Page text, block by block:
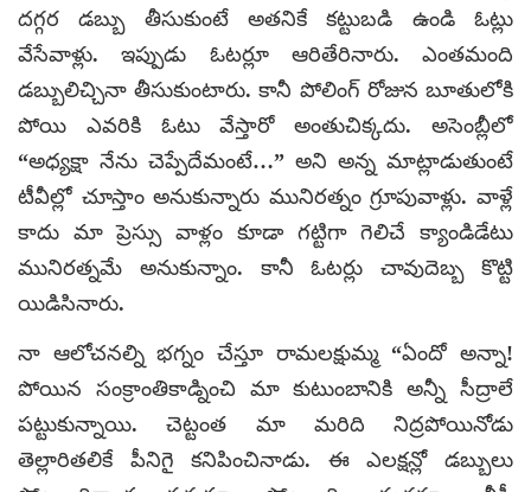
దగ్గర డబ్బు తీసుకుంటే అతనికే కట్టుబడి ఉండి ఓట్లు
వేసేవాళ్లు. ఇప్పుడు ఓటర్లూ ఆరితేరినారు. ఎంతమంది
డబ్బులిచ్చినా తీసుకుంటారు. కానీ పోలింగ్ రోజున బూతులోకి
పోయి ఎవరికి ఓటు వేస్తారో అంతుచిక్కదు. అసెంబ్లీలో
“అధ్యక్షా నేను చెప్పేదేమంటే…” అని అన్న మాట్లాడుతుంటే
టీవీల్లో చూస్తాం అనుకున్నారు మునిరత్నం గ్రూపువాళ్లు. వాళ్లే
కాదు మా ప్రెస్సు వాళ్లం కూడా గట్టిగా గెలిచే క్యాండిడేటు
మునిరత్నమే అనుకున్నాం. కానీ ఓటర్లు చావుదెబ్బ కొట్టి
యిడిసినారు.
నా ఆలోచనల్ని భగ్నం చేస్తూ రామలక్షుమ్మ “ఏందో అన్నా!
పోయిన సంక్రాంతికాడ్నించి మా కుటుంబానికి అన్నీ సీద్రాలే
పట్టుకున్నాయి. చెట్టంత మా మరిది నిద్రపోయినోడు
తెల్లారితలికే పీనిగై కనిపించినాడు. ఈ ఎలక్షన్లో డబ్బులు